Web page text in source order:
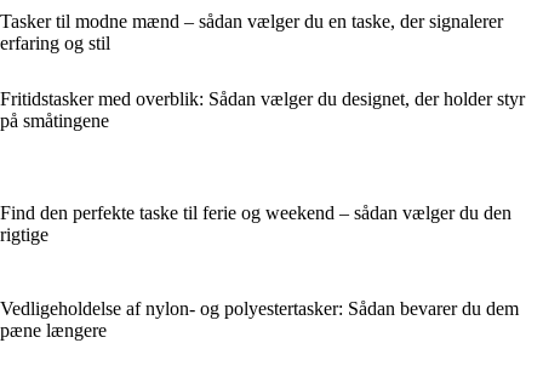
Tasker til modne mænd – sådan vælger du en taske, der signalerer
erfaring og stil
Fritidstasker med overblik: Sådan vælger du designet, der holder styr
på småtingene
Find den perfekte taske til ferie og weekend – sådan vælger du den
rigtige
Vedligeholdelse af nylon- og polyestertasker: Sådan bevarer du dem
pæne længere